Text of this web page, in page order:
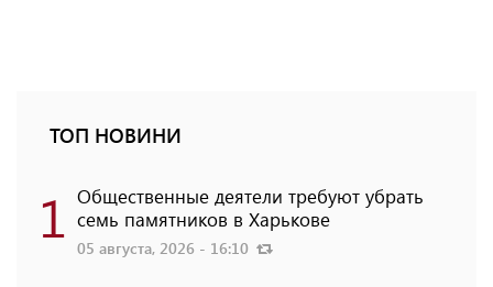
ТОП НОВИНИ
1 Общественные деятели требуют убрать
семь памятников в Харькове
05 августа, 2026 - 16:10